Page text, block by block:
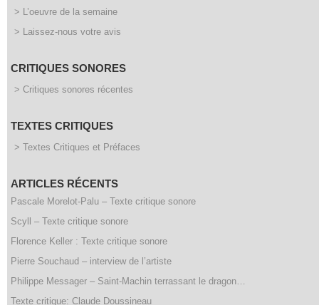
> L’oeuvre de la semaine
> Laissez-nous votre avis
CRITIQUES SONORES
> Critiques sonores récentes
TEXTES CRITIQUES
> Textes Critiques et Préfaces
ARTICLES RÉCENTS
Pascale Morelot-Palu – Texte critique sonore
Scyll – Texte critique sonore
Florence Keller : Texte critique sonore
Pierre Souchaud – interview de l’artiste
Philippe Messager – Saint-Machin terrassant le dragon…
Texte critique: Claude Doussineau